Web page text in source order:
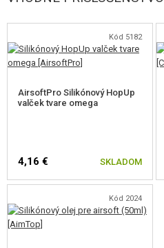
Kód 5182
AirsoftPro Silikónový HopUp
valček tvare omega
4,16 € SKLADOM
Kód 2024